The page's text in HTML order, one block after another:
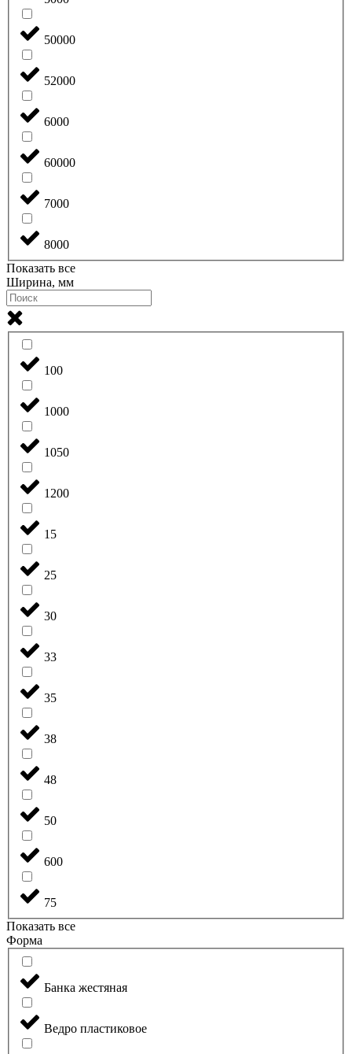
50000
52000
6000
60000
7000
8000
Показать все
Ширина, мм
100
1000
1050
1200
15
25
30
33
35
38
48
50
600
75
Показать все
Форма
Банка жестяная
Ведро пластиковое